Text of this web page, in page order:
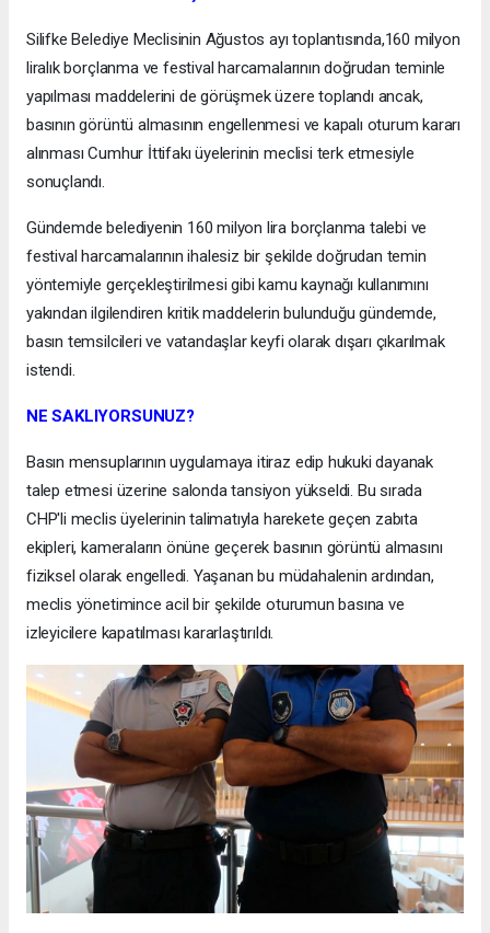
Silifke Belediye Meclisinin Ağustos ayı toplantısında,160 milyon
liralık borçlanma ve festival harcamalarının doğrudan teminle
yapılması maddelerini de görüşmek üzere toplandı ancak,
basının görüntü almasının engellenmesi ve kapalı oturum kararı
alınması Cumhur İttifakı üyelerinin meclisi terk etmesiyle
sonuçlandı.
Gündemde belediyenin 160 milyon lira borçlanma talebi ve
festival harcamalarının ihalesiz bir şekilde doğrudan temin
yöntemiyle gerçekleştirilmesi gibi kamu kaynağı kullanımını
yakından ilgilendiren kritik maddelerin bulunduğu gündemde,
basın temsilcileri ve vatandaşlar keyfi olarak dışarı çıkarılmak
istendi.
NE SAKLIYORSUNUZ?
Basın mensuplarının uygulamaya itiraz edip hukuki dayanak
talep etmesi üzerine salonda tansiyon yükseldi. Bu sırada
CHP'li meclis üyelerinin talimatıyla harekete geçen zabıta
ekipleri, kameraların önüne geçerek basının görüntü almasını
fiziksel olarak engelledi. Yaşanan bu müdahalenin ardından,
meclis yönetimince acil bir şekilde oturumun basına ve
izleyicilere kapatılması kararlaştırıldı.